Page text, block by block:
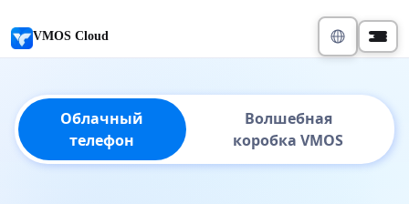
VMOS Cloud
Облачный
телефон
Волшебная
коробка VMOS